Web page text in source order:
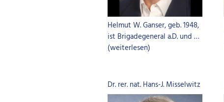
Helmut W. Ganser, geb. 1948,
ist Brigadegeneral a.D. und …
(weiterlesen)
Dr. rer. nat. Hans-J. Misselwitz